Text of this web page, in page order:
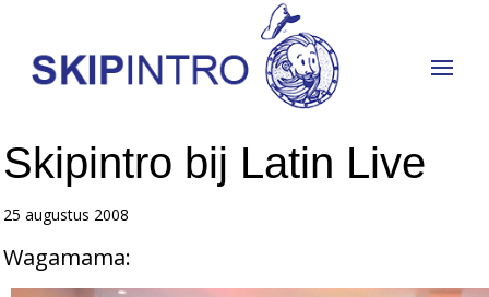
Skipintro bij Latin Live
25 augustus 2008
Wagamama: